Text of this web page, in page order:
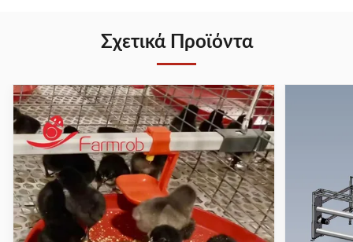
Σχετικά Προϊόντα